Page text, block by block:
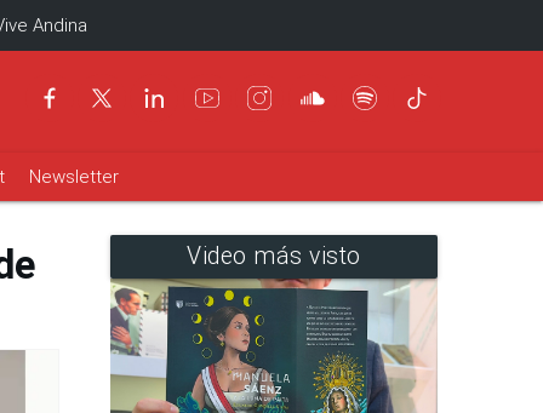
Andina
Newsletter
Video más visto